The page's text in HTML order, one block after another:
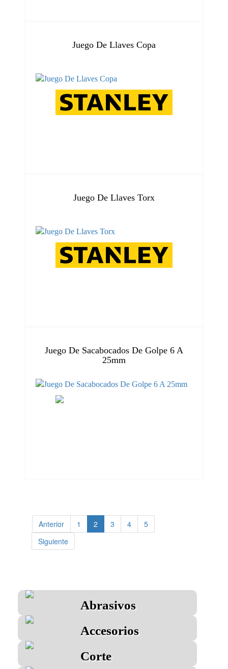
Juego De Llaves Copa
Juego De Llaves Torx
Juego De Sacabocados De Golpe 6 A
25mm
Anterior 1 2 3 4
5
Siguiente
Abrasivos
Accesorios
Corte